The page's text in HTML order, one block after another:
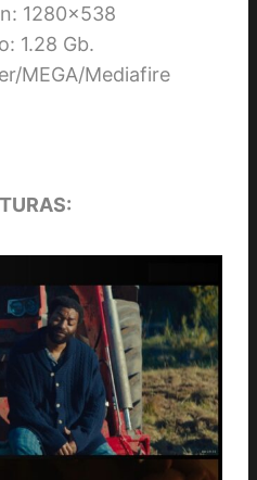
1280×538
1.28 Gb.
MEGA/Mediafire